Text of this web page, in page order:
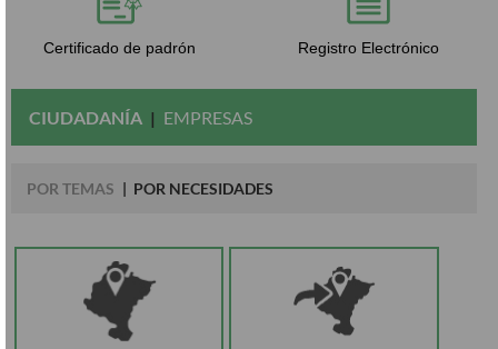
Certificado de padrón Registro Electrónico
CIUDADANÍA EMPRESAS
POR TEMAS POR NECESIDADES